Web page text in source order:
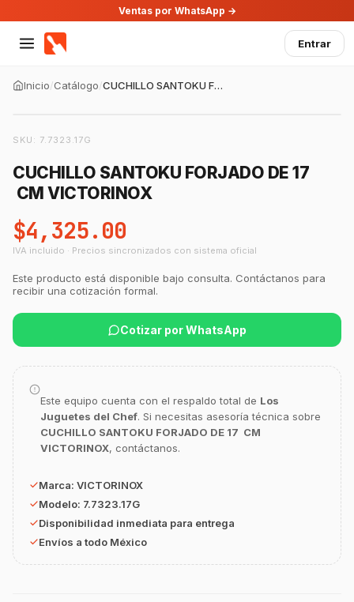
Ventas por WhatsApp →
Entrar
Inicio/Catálogo/ CUCHILLO SANTOKU FORJADO DE 17 CM VICTORINOX
SKU: 7.7323.17G
CUCHILLO SANTOKU FORJADO DE 17
CM VICTORINOX
$4,325.00
IVA incluido · Precios sincronizados con sistema oficial
Este producto está disponible bajo consulta. Contáctanos para
recibir una cotización formal.
Cotizar por WhatsApp
Este equipo cuenta con el respaldo total de Los
Juguetes del Chef. Si necesitas asesoría técnica sobre
CUCHILLO SANTOKU FORJADO DE 17 CM
VICTORINOX, contáctanos.
Marca: VICTORINOX
Modelo: 7.7323.17G
Disponibilidad inmediata para entrega
Envíos a todo México
¡Hola Chef! 🍳 Soy GastroBot, tu asesor
de cocina profesional de GastroArt.
Buscar estufas industriales
Ver uniformes y filipinas